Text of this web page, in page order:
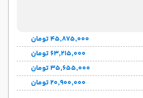
۴۵٬۸۷۵٬۰۰۰ تومان
۶۳٬۲۱۵٬۰۰۰ تومان
۳۵٬۶۵۵٬۰۰۰ تومان
۲۰٬۹۰۰٬۰۰۰ تومان